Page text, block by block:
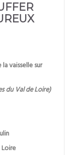
vaisselle sur
du Val de Loire)
Loire